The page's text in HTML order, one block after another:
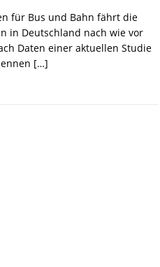
für Bus und Bahn fährt die
in Deutschland nach wie vor
Daten einer aktuellen Studie
[…]